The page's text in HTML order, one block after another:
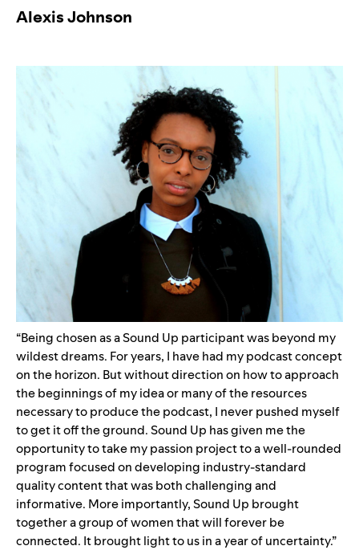
Alexis Johnson
“Being chosen as a Sound Up participant was beyond my
wildest dreams. For years, I have had my podcast concept
on the horizon. But without direction on how to approach
the beginnings of my idea or many of the resources
necessary to produce the podcast, I never pushed myself
to get it off the ground. Sound Up has given me the
opportunity to take my passion project to a well-rounded
program focused on developing industry-standard
quality content that was both challenging and
informative. More importantly, Sound Up brought
together a group of women that will forever be
connected. It brought light to us in a year of uncertainty.”